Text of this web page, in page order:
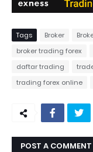
Tags Broker
broker trading forex
daftar trading
trading forex online
POST A COMMENT